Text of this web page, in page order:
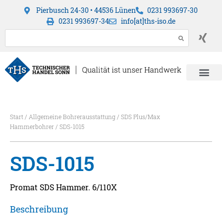
Pierbusch 24-30 • 44536 Lünen
0231 993697-30
0231 993697-34
info[at]ths-iso.de
Start/ Allgemeine Bohrerausstattung/ SDS Plus/Max
Hammerbohrer/ SDS-1015
SDS-1015
Promat SDS Hammer. 6/110X
Beschreibung